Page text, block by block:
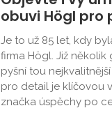
obuvi Högl pro
Je to už 85 let, kdy
firma Högl. Již několik
pyšní tou
pro detail je klíčovou
značka úspěchy po